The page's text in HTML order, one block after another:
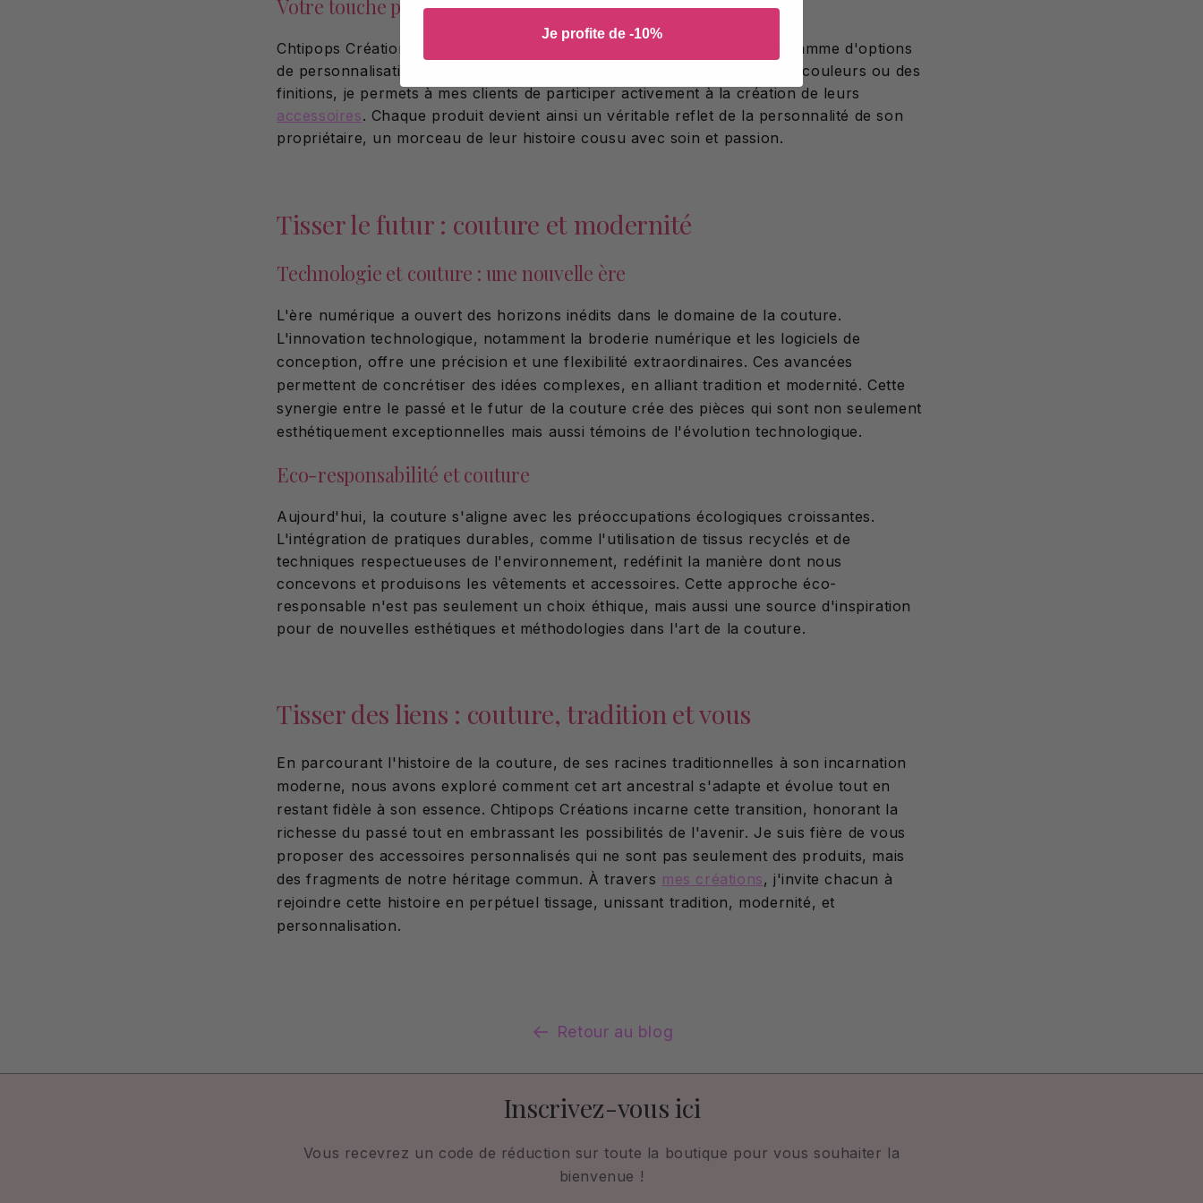
Votre touche personnelle : création et personnalisation
Chtipops Créations embrasse cette tendance en proposant une vaste gamme d'options
de personnalisation. Que ce soit par le choix des tissus, des motifs, des couleurs ou des
finitions, je permets à mes clients de participer activement à la création de leurs
accessoires. Chaque produit devient ainsi un véritable reflet de la personnalité de son
propriétaire, un morceau de leur histoire cousu avec soin et passion.
Tisser le futur : couture et modernité
Technologie et couture : une nouvelle ère
L'ère numérique a ouvert des horizons inédits dans le domaine de la couture.
L'innovation technologique, notamment la broderie numérique et les logiciels de
conception, offre une précision et une flexibilité extraordinaires. Ces avancées
permettent de concrétiser des idées complexes, en alliant tradition et modernité. Cette
synergie entre le passé et le futur de la couture crée des pièces qui sont non seulement
esthétiquement exceptionnelles mais aussi témoins de l'évolution technologique.
Eco-responsabilité et couture
Aujourd'hui, la couture s'aligne avec les préoccupations écologiques croissantes.
L'intégration de pratiques durables, comme l'utilisation de tissus recyclés et de
techniques respectueuses de l'environnement, redéfinit la manière dont nous
concevons et produisons les vêtements et accessoires. Cette approche éco-
responsable n'est pas seulement un choix éthique, mais aussi une source d'inspiration
pour de nouvelles esthétiques et méthodologies dans l'art de la couture.
Tisser des liens : couture, tradition et vous
En parcourant l'histoire de la couture, de ses racines traditionnelles à son incarnation
moderne, nous avons exploré comment cet art ancestral s'adapte et évolue tout en
restant fidèle à son essence. Chtipops Créations incarne cette transition, honorant la
richesse du passé tout en embrassant les possibilités de l'avenir. Je suis fière de vous
proposer des accessoires personnalisés qui ne sont pas seulement des produits, mais
des fragments de notre héritage commun. À travers mes créations, j'invite chacun à
rejoindre cette histoire en perpétuel tissage, unissant tradition, modernité, et
personnalisation.
Retour au blog
Inscrivez-vous ici
Vous recevrez un code de réduction sur toute la boutique pour vous souhaiter la
bienvenue !
Je profite de -10%